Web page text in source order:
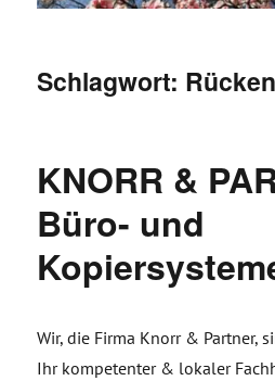
Schlagwort:
KNORR &
Büro- und
Wir, die Firma Knorr & Partner,
Ihr kompetenter & lokaler